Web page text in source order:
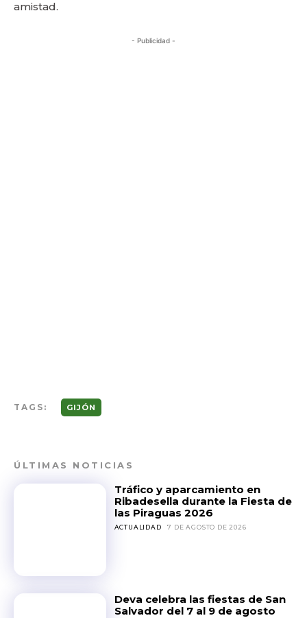
amistad.
- Publicidad -
TAGS: GIJÓN
ÚLTIMAS NOTICIAS
Tráfico y aparcamiento en
Ribadesella durante la Fiesta de
las Piraguas 2026
ACTUALIDAD 7 DE AGOSTO DE 2026
Deva celebra las fiestas de San
Salvador del 7 al 9 de agosto